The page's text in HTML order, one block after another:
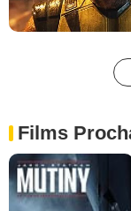
Films